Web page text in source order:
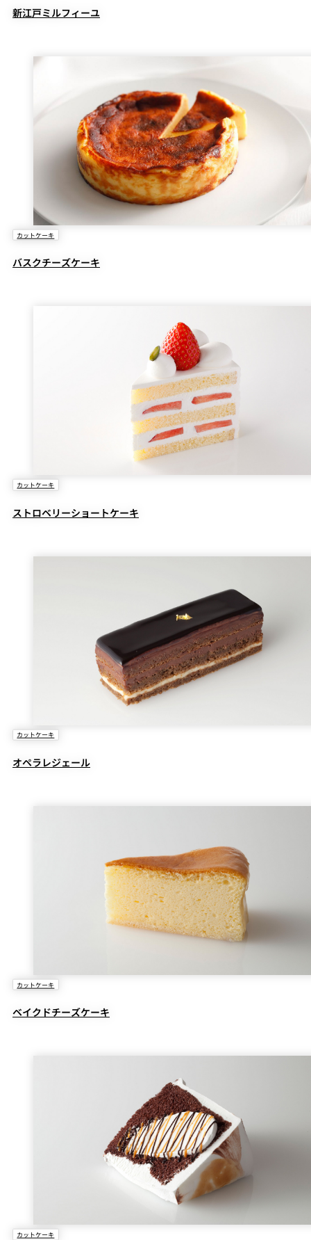
新江戸ミルフィーユ
カットケーキ
バスクチーズケーキ
カットケーキ
ストロベリーショートケーキ
カットケーキ
オペラレジェール
カットケーキ
ベイクドチーズケーキ
カットケーキ